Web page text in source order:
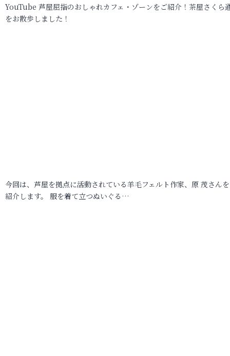
YouTube 芦屋屈指のおしゃれカフェ・ゾーンをご紹介！茶屋さくら
をお散歩しました！
今回は、芦屋を拠点に活動されている羊毛フェルト作家、原 茂さん
紹介します。 服を着て立つぬいぐる…